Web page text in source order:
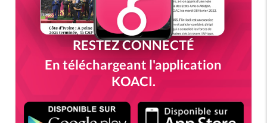
RESTEZ CONNECTÉ
En téléchargeant l'application
KOACI.